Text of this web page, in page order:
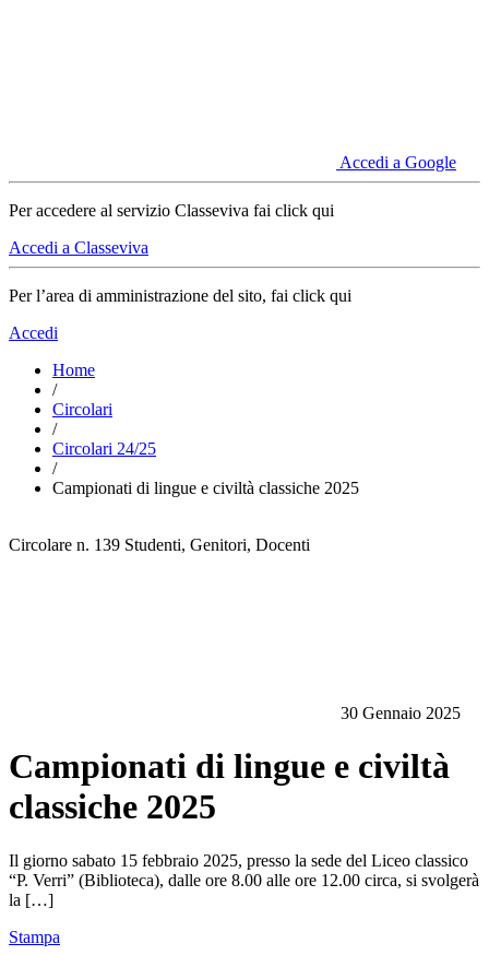
Accedi a Google
Per accedere al servizio Classeviva fai click qui
Accedi a Classeviva
Per l’area di amministrazione del sito, fai click qui
Accedi
Home
/
Circolari
/
Circolari 24/25
/
Campionati di lingue e civiltà classiche 2025
Circolare n. 139 Studenti, Genitori, Docenti
30 Gennaio 2025
Campionati di lingue e civiltà
classiche 2025
Il giorno sabato 15 febbraio 2025, presso la sede del Liceo classico
“P. Verri” (Biblioteca), dalle ore 8.00 alle ore 12.00 circa, si svolgerà
la […]
Stampa